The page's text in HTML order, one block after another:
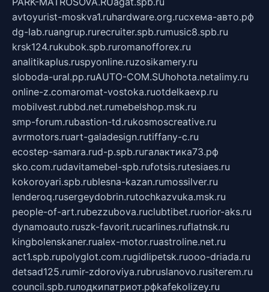
avtoyurist-moskva1.ruhardware.org.ruсхема-авто.рф
dg-lab.ruangrup.rurecruiter.spb.rumusic8.spb.ru
krsk124.rukubok.spb.ruromanofforex.ru
analitikaplus.ruspyonline.ruzosikamery.ru
sloboda-ural.pp.ruAUTO-COM.SUhohota.netalimy.ru
online-z.comaromat-vostoka.ruotdelkaexp.ru
mobilvest.rubbd.net.rumebelshop.msk.ru
smp-forum.rubastion-td.rukosmoscreative.ru
avrmotors.ruart-galadesign.rutiffany-c.ru
ecostep-samara.rud-p.spb.ruгалактика73.рф
sko.com.rudavitamebel-spb.rufotsis.rutesiaes.ru
kokoroyari.spb.rublesna-kazan.rumossilver.ru
lenderoq.rusergeydobrin.rutochkazvuka.msk.ru
people-of-art.rubezzubova.ruclubtibet.ruorior-aks.ru
dynamoauto.ruszk-favorit.rucarlines.ruflatnsk.ru
kingbolenskaner.rualex-motor.ruastroline.net.ru
act1.spb.rupolyglot.com.rugidlipetsk.ruooo-driada.ru
detsad125.rumir-zdoroviya.rubruslanovo.rusiterem.ru
council.spb.ruлодкипатриот.рфkafekolizey.ru